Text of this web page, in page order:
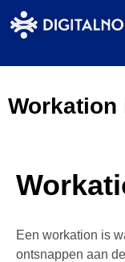
Workation
Een workation is
ontsnappen aan